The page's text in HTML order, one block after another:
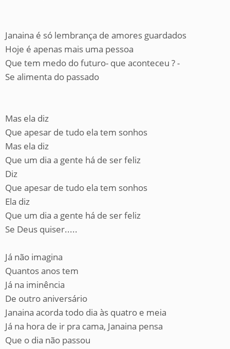
Janaina é só lembrança de amores guardados
Hoje é apenas mais uma pessoa
Que tem medo do futuro- que aconteceu ? -
Se alimenta do passado
Mas ela diz
Que apesar de tudo ela tem sonhos
Mas ela diz
Que um dia a gente há de ser feliz
Diz
Que apesar de tudo ela tem sonhos
Ela diz
Que um dia a gente há de ser feliz
Se Deus quiser.....
Já não imagina
Quantos anos tem
Já na iminência
De outro aniversário
Janaina acorda todo dia às quatro e meia
Já na hora de ir pra cama, Janaina pensa
Que o dia não passou